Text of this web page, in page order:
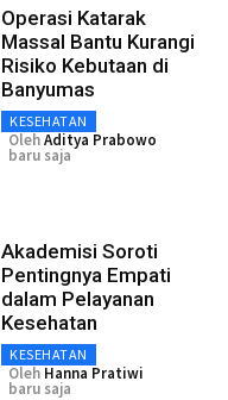
Operasi Katarak
Massal Bantu Kurangi
Risiko Kebutaan di
Banyumas
KESEHATAN
OlehAditya Prabowo
baru saja
Akademisi Soroti
Pentingnya Empati
dalam Pelayanan
Kesehatan
KESEHATAN
Oleh Hanna Pratiwi
baru saja